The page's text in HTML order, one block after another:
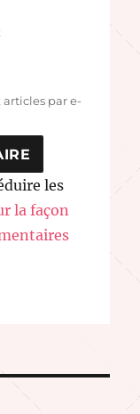
par e-
les
la façon